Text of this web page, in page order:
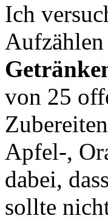
Ich
von 25
Apfel-,
dabei,
sollte